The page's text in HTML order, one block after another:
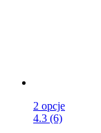
2 opcje
4.3 (6)